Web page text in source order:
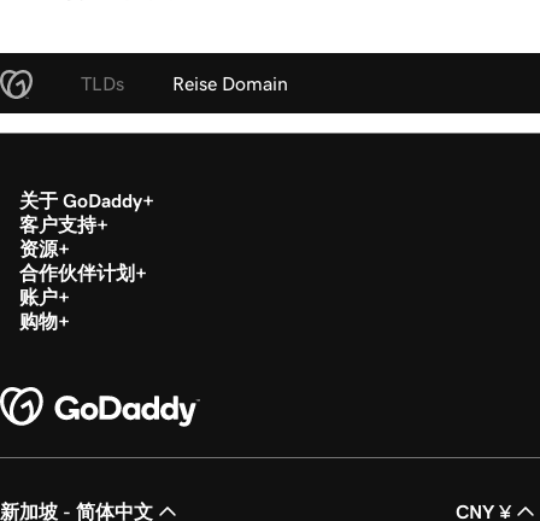
TLDs Reise Domain
关于 GoDaddy
客户支持
资源
合作伙伴计划
账户
购物
新加坡 - 简体中文 CNY ¥